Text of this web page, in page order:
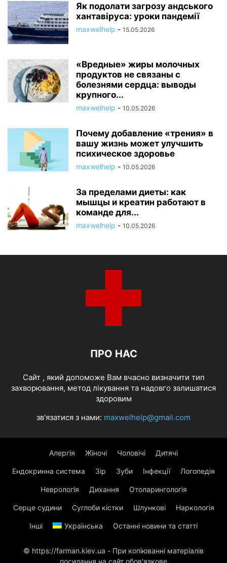
Як подолати загрозу андського
хантавіруса: уроки пандемії
maxwelhelp - 15.05.2026
«Вредные» жиры молочных
продуктов не связаны с
болезнями сердца: выводы
крупного...
maxwelhelp - 10.05.2026
Почему добавление «трения» в
вашу жизнь может улучшить
психическое здоровье
maxwelhelp - 10.05.2026
За пределами диеты: как
мышцы и креатин работают в
команде для...
maxwelhelp - 10.05.2026
ПРО НАС
Cайт , який допоможе Вам вчасно визначити тип
захворювання, метод лікування та надовго залишатися
здоровим
зв'язатися з нами: maxwelhelp@gmail.com
Алергія Жіночі Чоловічі Дитячі
Ендокринна система Зір Зуби Інфекції Логопедія
Неврологія Дихання Отоларингологія
Серце судини Суглоби кістки Шлункові Наркологія
Інші Українська Останні новини та статті
© https://farman.kiev.ua - При копіюванні матеріалів
посилання на сайт обов'язкове